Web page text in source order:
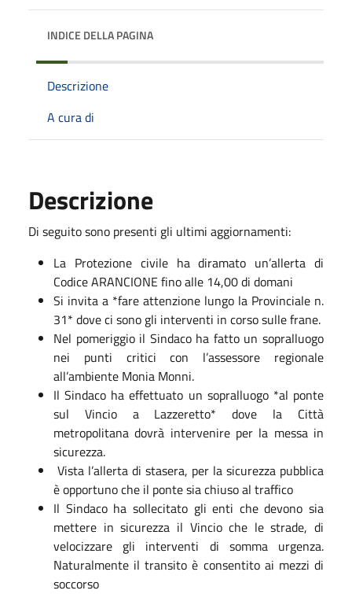
INDICE DELLA PAGINA
Descrizione
A cura di
Descrizione
Di seguito sono presenti gli ultimi aggiornamenti:
La Protezione civile ha diramato un’allerta di
Codice ARANCIONE fino alle 14,00 di domani
Si invita a *fare attenzione lungo la Provinciale n.
31* dove ci sono gli interventi in corso sulle frane.
Nel pomeriggio il Sindaco ha fatto un sopralluogo
nei punti critici con l’assessore regionale
all’ambiente Monia Monni.
Il Sindaco ha effettuato un sopralluogo *al ponte
sul Vincio a Lazzeretto* dove la Città
metropolitana dovrà intervenire per la messa in
sicurezza.
Vista l’allerta di stasera, per la sicurezza pubblica
è opportuno che il ponte sia chiuso al traffico
Il Sindaco ha sollecitato gli enti che devono sia
mettere in sicurezza il Vincio che le strade, di
velocizzare gli interventi di somma urgenza.
Naturalmente il transito è consentito ai mezzi di
soccorso